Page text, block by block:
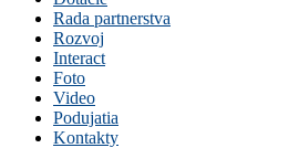
Rada partnerstva
Rozvoj
Interact
Foto
Video
Podujatia
Kontakty